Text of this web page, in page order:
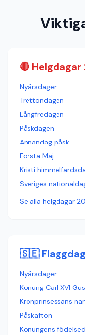
🔴 Helgdagar
Nyårsdagen
Trettondagen
Långfredagen
Påskdagen
Annandag påsk
Första Maj
Kristi
Sveriges
Se alla helgdagar
🇸🇪
Nyårsdagen
Konung Carl XVI
Kronprinsessans
Påskafton
Konungens